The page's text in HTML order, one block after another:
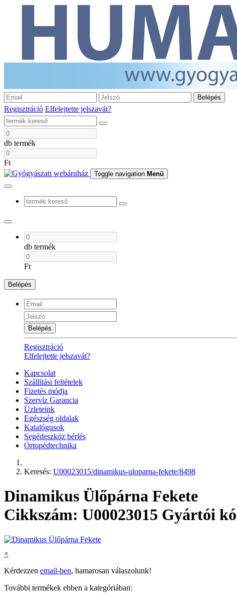
Belépés
Regisztráció Elfelejtette jelszavát?
db termék
Ft
Toggle navigation Menü
db termék
Ft
Belépés
Belépés
Regisztráció
Elfelejtette jelszavát?
Kapcsolat
Szállítási feltételek
Fizetés módja
Szervíz Garancia
Üzleteink
Egészség oldalak
Katalógusok
Segédeszköz bérlés
Ortopédtechnika
Keresés: U00023015/dinamikus-uloparna-fekete/8498
Dinamikus Ülőpárna Fekete
Cikkszám: U00023015 Gyártói
×
Kérdezzen email-ben, hamarosan válaszolunk!
További termékek ebben a kategóriában: